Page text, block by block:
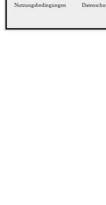
Nutzungsbedingungen